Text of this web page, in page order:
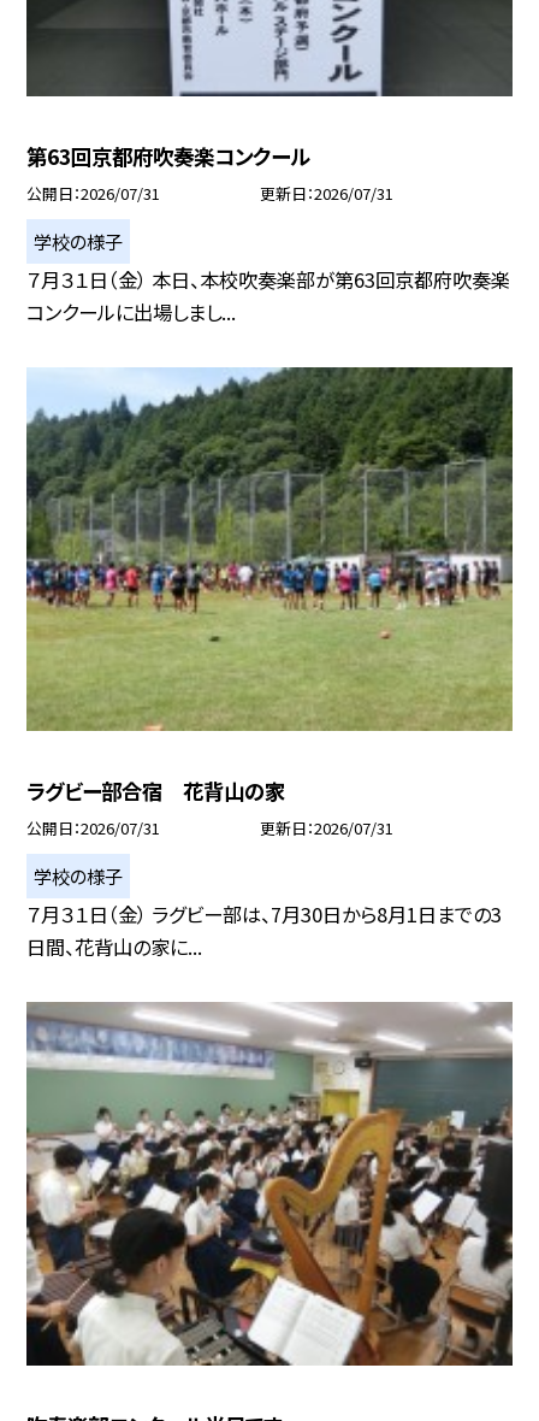
第63回京都府吹奏楽コンクール
公開日 2026/07/31 更新日 2026/07/31
学校の様子
７月３１日（金） 本日、本校吹奏楽部が第63回京都府吹奏楽
コンクールに出場しまし...
ラグビー部合宿 花背山の家
公開日 2026/07/31 更新日 2026/07/31
学校の様子
７月３１日（金） ラグビー部は、7月30日から8月1日までの3
日間、花背山の家に...